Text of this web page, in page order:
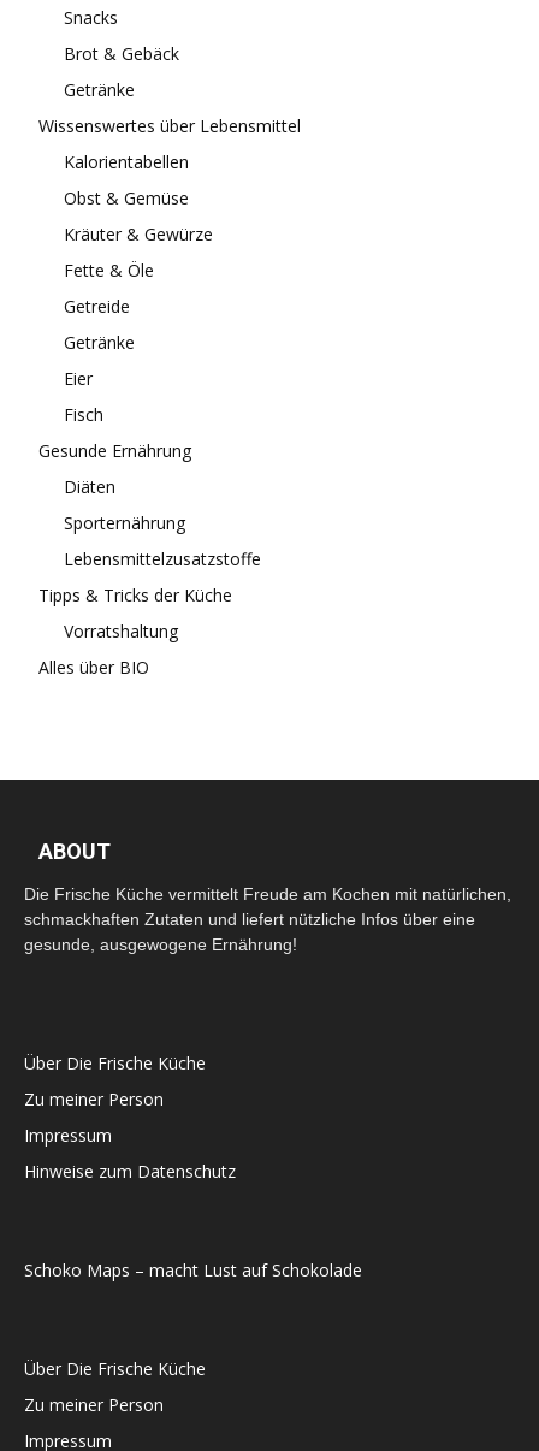
Snacks
Brot & Gebäck
Getränke
Wissenswertes über Lebensmittel
Kalorientabellen
Obst & Gemüse
Kräuter & Gewürze
Fette & Öle
Getreide
Getränke
Eier
Fisch
Gesunde Ernährung
Diäten
Sporternährung
Lebensmittelzusatzstoffe
Tipps & Tricks der Küche
Vorratshaltung
Alles über BIO
ABOUT
Die Frische Küche vermittelt Freude am Kochen mit natürlichen,
schmackhaften Zutaten und liefert nützliche Infos über eine
gesunde, ausgewogene Ernährung!
Über Die Frische Küche
Zu meiner Person
Impressum
Hinweise zum Datenschutz
Schoko Maps – macht Lust auf Schokolade
Über Die Frische Küche
Zu meiner Person
Impressum